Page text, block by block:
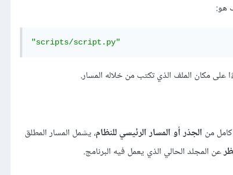
هو:
"scripts/script.py"
مكان الملف الذي تكتب من خلاله المسار.
من الجذر أو المسار الرئيسي للنظام، يشمل المسار المطلق
عن المجلد الحالي الذي يعمل فيه البرنامج.